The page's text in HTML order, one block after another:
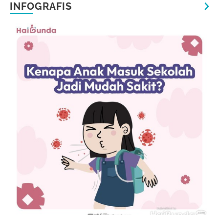
INFOGRAFIS